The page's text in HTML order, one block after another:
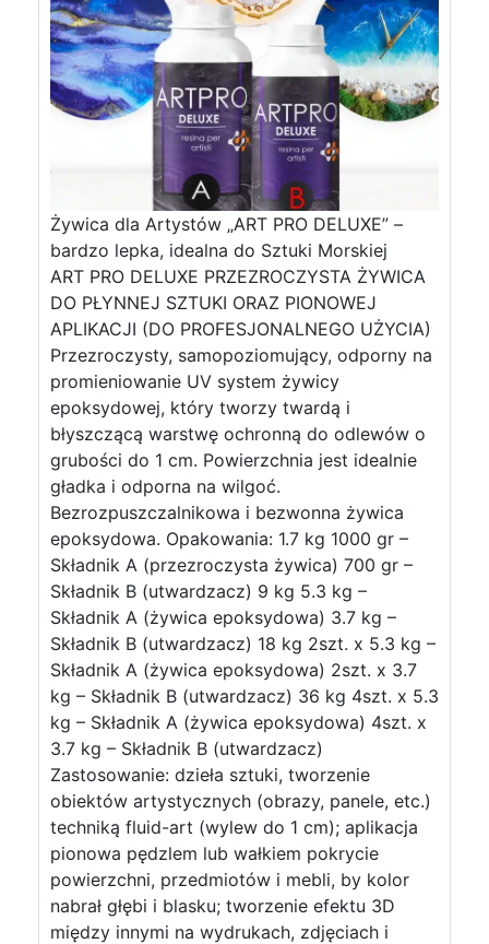
Żywica dla Artystów „ART PRO DELUXE” –
bardzo lepka, idealna do Sztuki Morskiej
ART PRO DELUXE PRZEZROCZYSTA ŻYWICA
DO PŁYNNEJ SZTUKI ORAZ PIONOWEJ
APLIKACJI (DO PROFESJONALNEGO UŻYCIA)
Przezroczysty, samopoziomujący, odporny na
promieniowanie UV system żywicy
epoksydowej, który tworzy twardą i
błyszczącą warstwę ochronną do odlewów o
grubości do 1 cm. Powierzchnia jest idealnie
gładka i odporna na wilgoć.
Bezrozpuszczalnikowa i bezwonna żywica
epoksydowa. Opakowania: 1.7 kg 1000 gr –
Składnik A (przezroczysta żywica) 700 gr –
Składnik B (utwardzacz) 9 kg 5.3 kg –
Składnik A (żywica epoksydowa) 3.7 kg –
Składnik B (utwardzacz) 18 kg 2szt. x 5.3 kg –
Składnik A (żywica epoksydowa) 2szt. x 3.7
kg – Składnik B (utwardzacz) 36 kg 4szt. x 5.3
kg – Składnik A (żywica epoksydowa) 4szt. x
3.7 kg – Składnik B (utwardzacz)
Zastosowanie: dzieła sztuki, tworzenie
obiektów artystycznych (obrazy, panele, etc.)
techniką fluid-art (wylew do 1 cm); aplikacja
pionowa pędzlem lub wałkiem pokrycie
powierzchni, przedmiotów i mebli, by kolor
nabrał głębi i blasku; tworzenie efektu 3D
między innymi na wydrukach, zdjęciach i